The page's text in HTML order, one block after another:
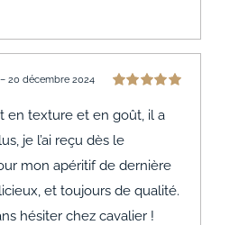
– 20 décembre 2024
en texture et en goût, il a
je l’ai reçu dès le
mon apéritif de dernière
et toujours de qualité.
hésiter chez cavalier !